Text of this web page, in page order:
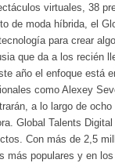
virtuales, 38
de moda híbrida, el
para crear
que da a los recién
año el enfoque está
como Alexey
a lo largo de
Global Talents
Con más de 2,5
más populares y en